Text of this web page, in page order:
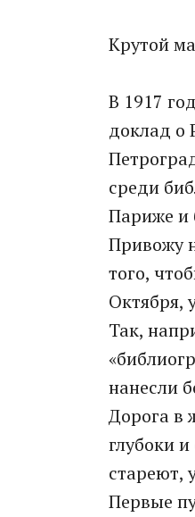
Крутой
В 1917
доклад о
среди
Париже и
Привожу
того,
Октября,
Так,
нанесли
Дорога в
глубоки
стареют,
Первые